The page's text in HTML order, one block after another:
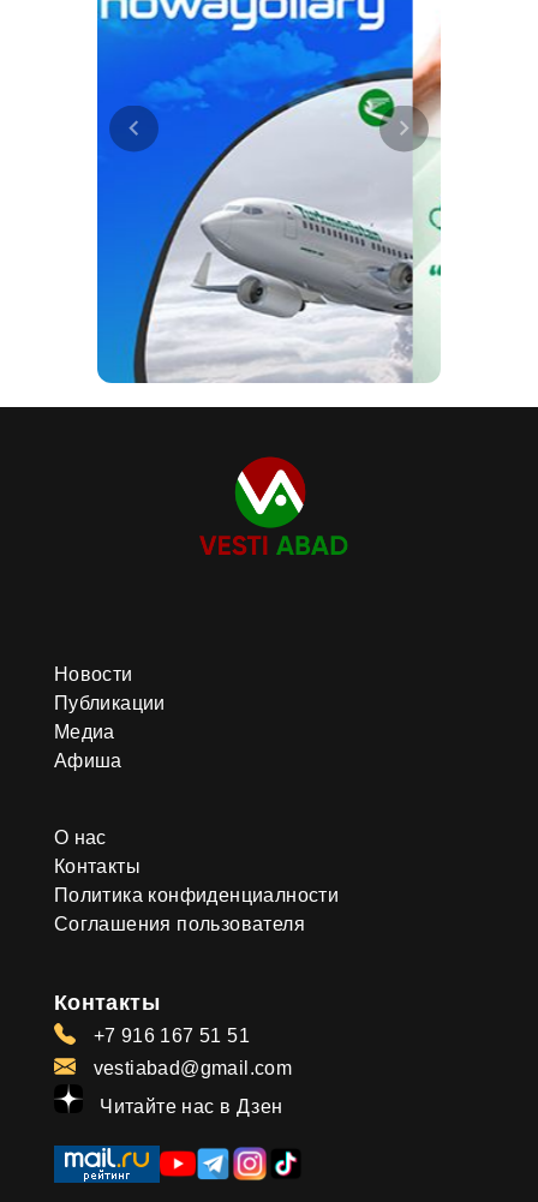
Новости
Публикации
Медиа
Афиша
О нас
Контакты
Политика конфиденциалности
Соглашения пользователя
Контакты
+7 916 167 51 51
vestiabad@gmail.com
Читайте нас в Дзен